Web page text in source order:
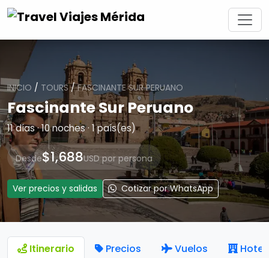
INICIO / TOURS/FASCINANTE SUR PERUANO
Fascinante Sur Peruano
11 días · 10 noches · 1 país(es)
Desde$1,688USD por persona
Ver precios y salidas Cotizar por WhatsApp
Itinerario Precios Vuelos